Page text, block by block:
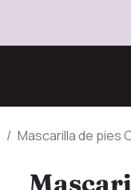
Mascarilla de pies